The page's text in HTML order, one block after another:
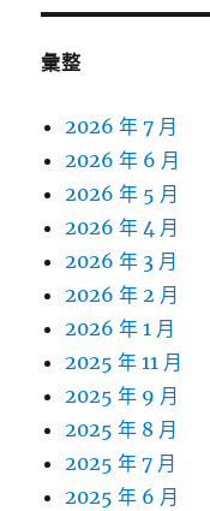
彙整
2026 年 7 月
2026 年 6 月
2026 年 5 月
2026 年 4 月
2026 年 3 月
2026 年 2 月
2026 年 1 月
2025 年 11 月
2025 年 9 月
2025 年 8 月
2025 年 7 月
2025 年 6 月